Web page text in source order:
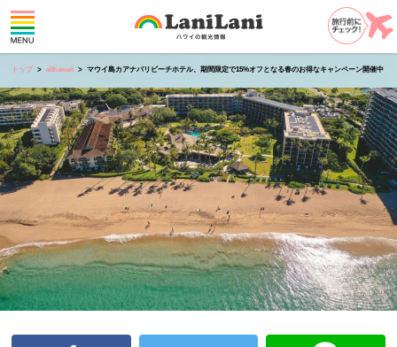
トップ allhawaii マウイ島カアナパリビーチホテル、期間限定で15%オフとなる春のお得なキャンペーン開催中